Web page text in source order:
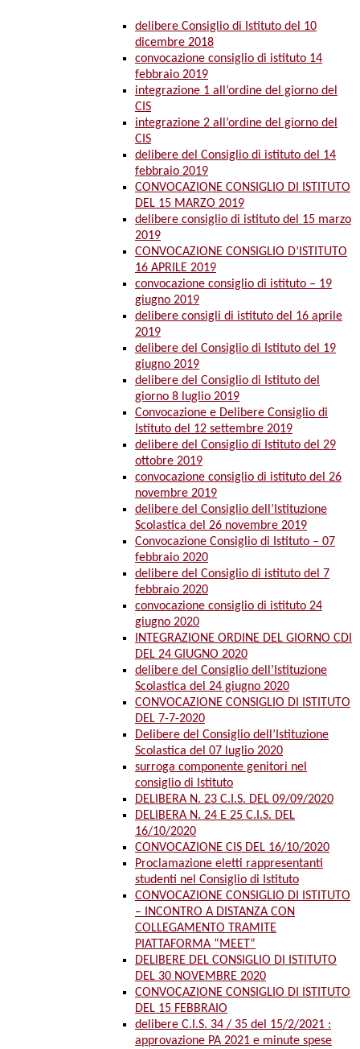
delibere Consiglio di Istituto del 10
dicembre 2018
convocazione consiglio di istituto 14
febbraio 2019
integrazione 1 all’ordine del giorno del
CIS
integrazione 2 all’ordine del giorno del
CIS
delibere del Consiglio di istituto del 14
febbraio 2019
CONVOCAZIONE CONSIGLIO DI ISTITUTO
DEL 15 MARZO 2019
delibere consiglio di istituto del 15 marzo
2019
CONVOCAZIONE CONSIGLIO D’ISTITUTO
16 APRILE 2019
convocazione consiglio di istituto – 19
giugno 2019
delibere consigli di istituto del 16 aprile
2019
delibere del Consiglio di Istituto del 19
giugno 2019
delibere del Consiglio di Istituto del
giorno 8 luglio 2019
Convocazione e Delibere Consiglio di
Istituto del 12 settembre 2019
delibere del Consiglio di Istituto del 29
ottobre 2019
convocazione consiglio di istituto del 26
novembre 2019
delibere del Consiglio dell’Istituzione
Scolastica del 26 novembre 2019
Convocazione Consiglio di Istituto – 07
febbraio 2020
delibere del Consiglio di istituto del 7
febbraio 2020
convocazione consiglio di istituto 24
giugno 2020
INTEGRAZIONE ORDINE DEL GIORNO CDI
DEL 24 GIUGNO 2020
delibere del Consiglio dell’Istituzione
Scolastica del 24 giugno 2020
CONVOCAZIONE CONSIGLIO DI ISTITUTO
DEL 7-7-2020
Delibere del Consiglio dell’Istituzione
Scolastica del 07 luglio 2020
surroga componente genitori nel
consiglio di Istituto
DELIBERA N. 23 C.I.S. DEL 09/09/2020
DELIBERA N. 24 E 25 C.I.S. DEL
16/10/2020
CONVOCAZIONE CIS DEL 16/10/2020
Proclamazione eletti rappresentanti
studenti nel Consiglio di Istituto
CONVOCAZIONE CONSIGLIO DI ISTITUTO
– INCONTRO A DISTANZA CON
COLLEGAMENTO TRAMITE
PIATTAFORMA “MEET”
DELIBERE DEL CONSIGLIO DI ISTITUTO
DEL 30 NOVEMBRE 2020
CONVOCAZIONE CONSIGLIO DI ISTITUTO
DEL 15 FEBBRAIO
delibere C.I.S. 34 / 35 del 15/2/2021 :
approvazione PA 2021 e minute spese